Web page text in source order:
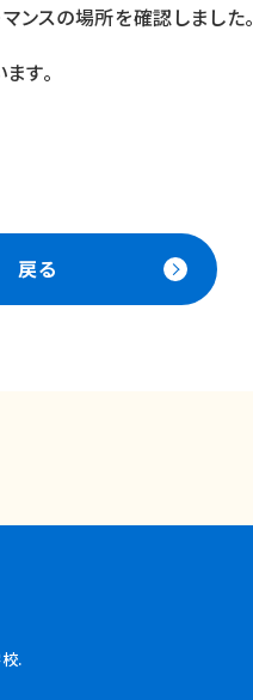
ンスの場所を確認しました。
す。
戻る
.